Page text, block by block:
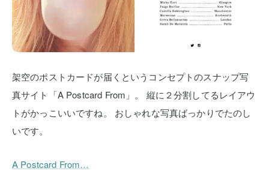
架空のポストカードが届くというコンセプトのスナップ写
真サイト「A Postcard From」。
縦に２分割してるレイアウ
トがかっこいいですね。
おしゃれな写真ばっかりでたのし
いです。
A Postcard From…